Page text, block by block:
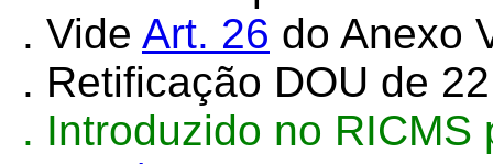
. Vide Art. 26 do Anexo
. Retificação DOU de
. Introduzido no